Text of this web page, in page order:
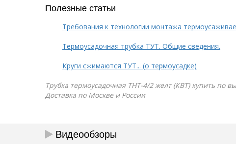
Полезные статьи
Требования к технологии монтажа
Термоусадочная трубка ТУТ. Общие сведения.
Круги сжимаются ТУТ... (о термоусадке)
Трубка термоусадочная ТНТ-4/2 желт (КВТ) купить по
Доставка по Москве и России
Видеообзоры